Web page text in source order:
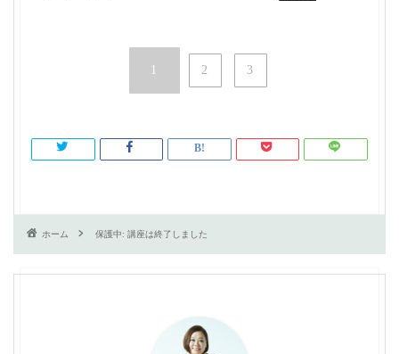
1 2 3
ホーム 保護中: 講座は終了しました